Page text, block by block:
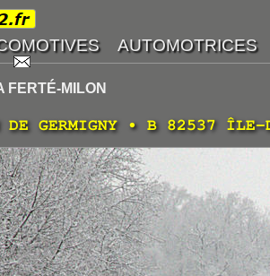
FERTÉ-MILON
DE GERMIGNY • B 82537 ÎLE-